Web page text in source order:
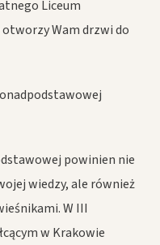
Liceum
Wam drzwi do
powinien nie
wiedzy, ale również
W III
w Krakowie